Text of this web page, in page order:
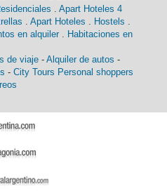
. Apart Hoteles 4
. Apart Hoteles . Hostels .
en alquiler . Habitaciones en
de viaje - Alquiler de autos -
- City Tours Personal shoppers